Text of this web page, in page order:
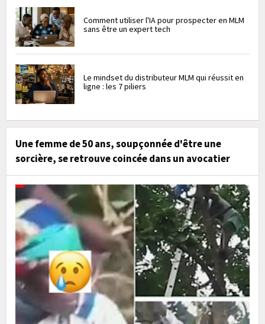
Comment utiliser l'IA pour prospecter en MLM
sans être un expert tech
Le mindset du distributeur MLM qui réussit en
ligne : les 7 piliers
Une femme de 50 ans, soupçonnée d'être une
sorcière, se retrouve coincée dans un avocatier